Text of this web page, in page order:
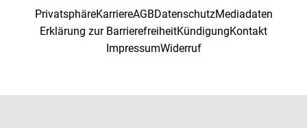
PrivatsphäreKarriereAGBDatenschutzMediadaten
Erklärung zur BarrierefreiheitKündigungKontakt
ImpressumWiderruf